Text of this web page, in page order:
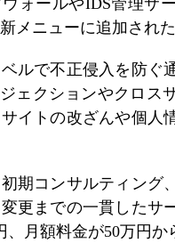
ォールやIDS管理サ
メニューに追加された
ルで不正侵入を防ぐ
ェクションやクロス
イトの改ざんや個人
期コンサルティング
更までの一貫したサ
月額料金が50万円か